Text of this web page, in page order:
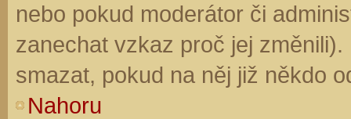
nebo pokud moderátor či
zanechat vzkaz proč jej
smazat, pokud na něj již někdo
Nahoru